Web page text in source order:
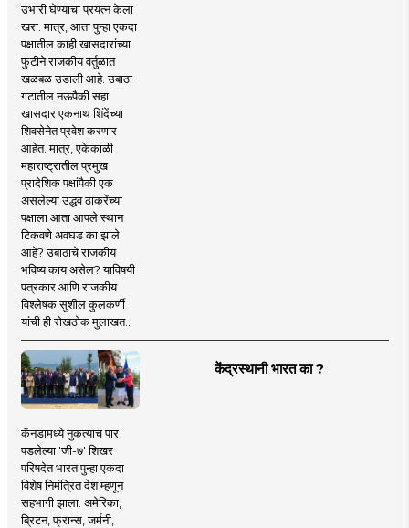
उभारी घेण्याचा प्रयत्न केला
खरा. मात्र, आता पुन्हा एकदा
पक्षातील काही खासदारांच्या
फुटीने राजकीय वर्तुळात
खळबळ उडाली आहे. उबाठा
गटातील नऊपैकी सहा
खासदार एकनाथ शिंदेंच्या
शिवसेनेत प्रवेश करणार
आहेत. मात्र, एकेकाळी
महाराष्ट्रातील प्रमुख
प्रादेशिक पक्षांपैकी एक
असलेल्या उद्धव ठाकरेंच्या
पक्षाला आता आपले स्थान
टिकवणे अवघड का झाले
आहे? उबाठाचे राजकीय
भविष्य काय असेल? याविषयी
पत्रकार आणि राजकीय
विश्लेषक सुशील कुलकर्णी
यांची ही रोखठोक मुलाखत..
केंद्रस्थानी भारत का ?
कॅनडामध्ये नुकत्याच पार
पडलेल्या 'जी-७' शिखर
परिषदेत भारत पुन्हा एकदा
विशेष निमंत्रित देश म्हणून
सहभागी झाला. अमेरिका,
ब्रिटन, फ्रान्स, जर्मनी,